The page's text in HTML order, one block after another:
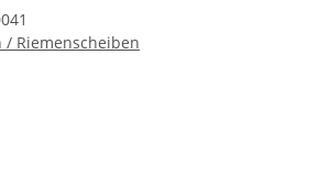
Riemenscheiben